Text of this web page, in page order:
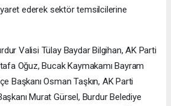
ederek sektör temsilcilerine
Valisi Tülay Baydar Bilgihan, AK Parti
Oğuz, Bucak Kaymakamı Bayram
Başkanı Osman Taşkın, AK Parti
Murat Gürsel, Burdur Belediye